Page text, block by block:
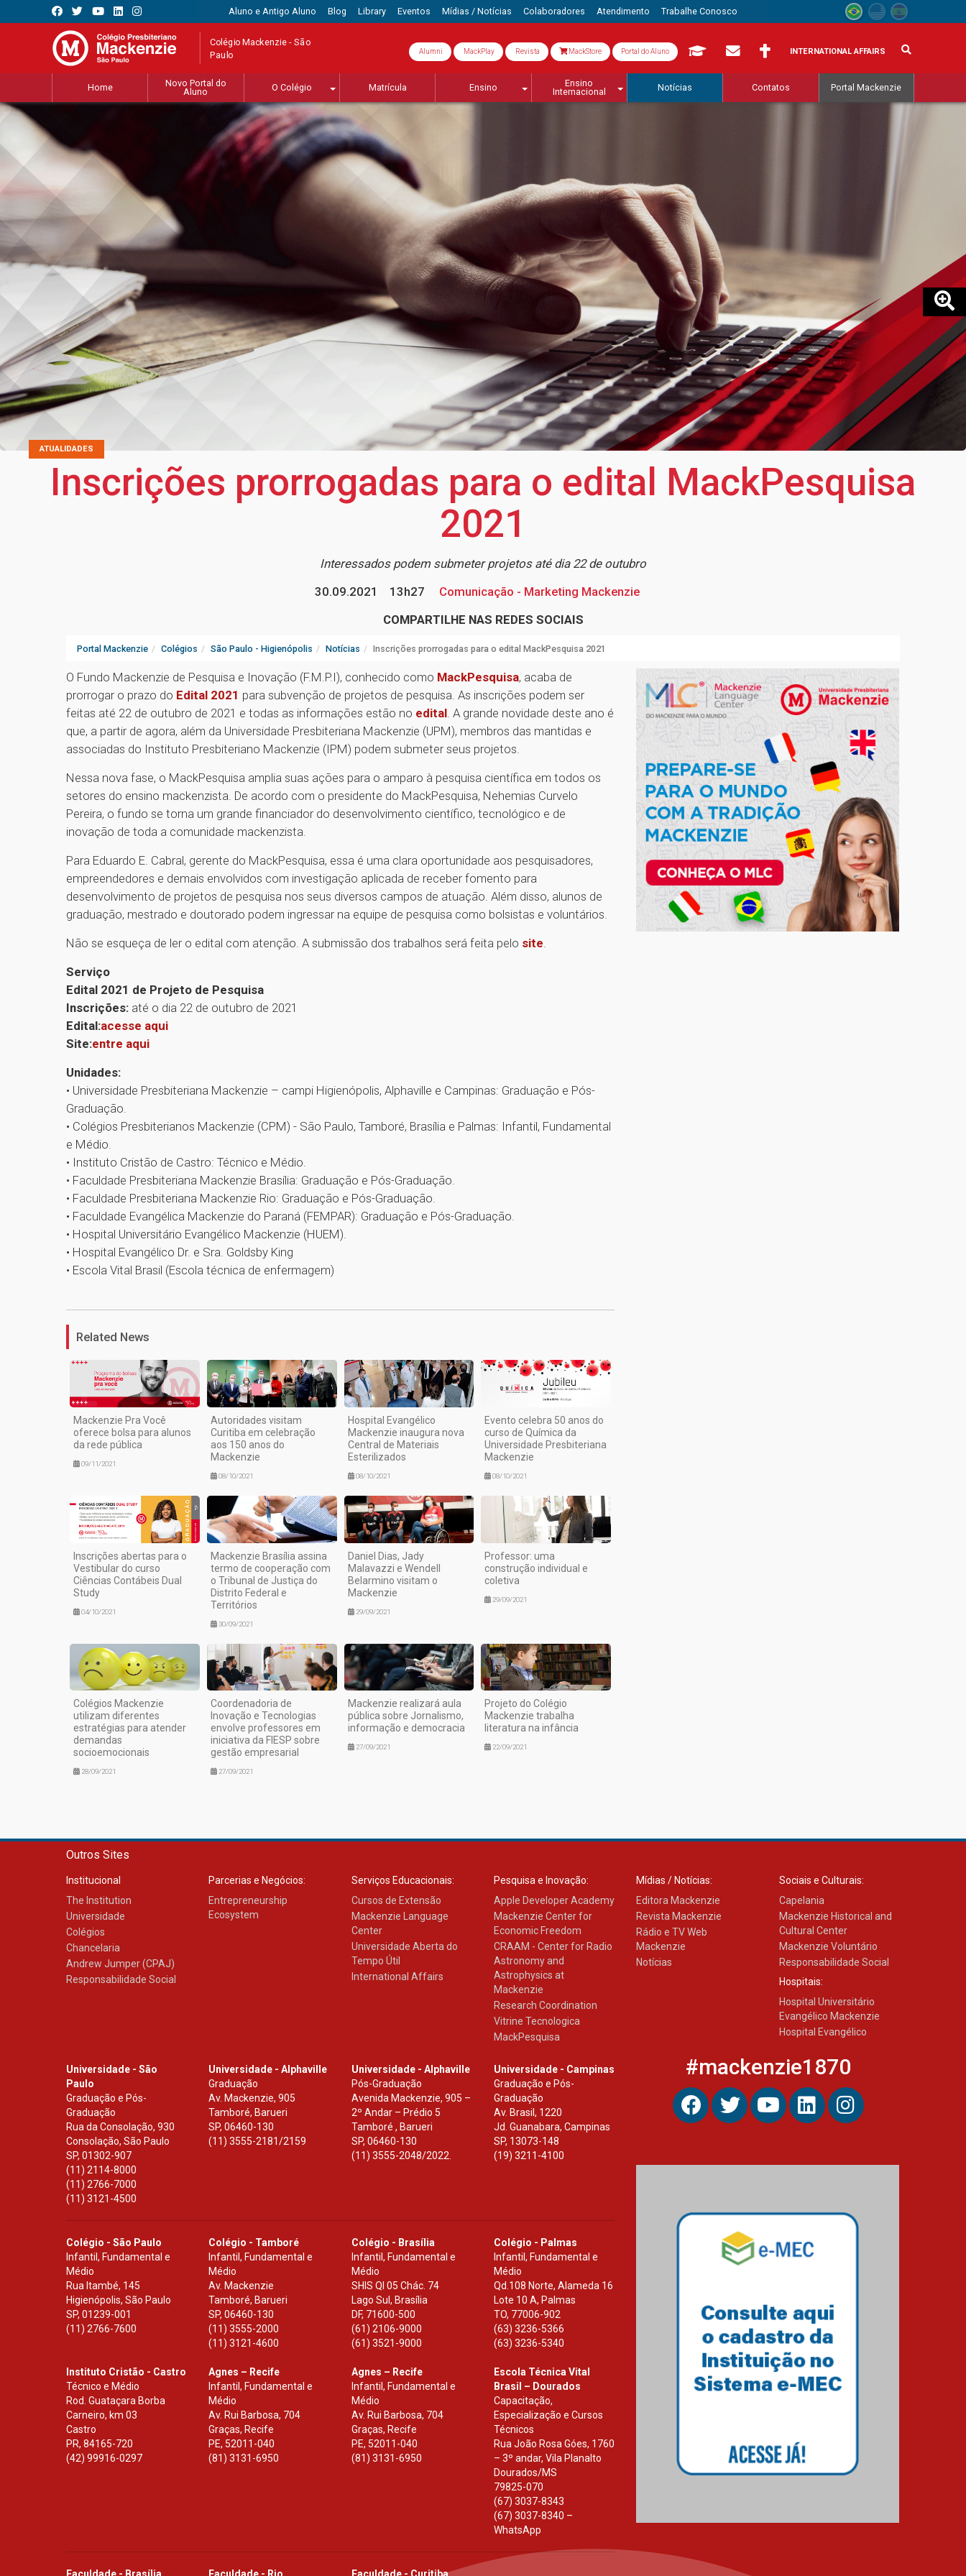
Aluno e Antigo Aluno Blog Library Eventos Mídias / Notícias Colaboradores Atendimento Trabalhe Conosco
Colégio Mackenzie - São
Paulo Alumni MackPlay Revista MackStore Portal do Aluno INTERNATIONAL AFFAIRS
Home
Novo Portal do
Aluno
O Colégio Matrícula Ensino
Ensino
Internacional
Notícias Contatos Portal Mackenzie
ATUALIDADES
Inscrições prorrogadas para o edital MackPesquisa
2021
Interessados podem submeter projetos até dia 22 de outubro
30.09.2021
13h27
Comunicação - Marketing Mackenzie
COMPARTILHE NAS REDES SOCIAIS
Portal Mackenzie Colégios São Paulo - Higienópolis Notícias Inscrições prorrogadas para o edital MackPesquisa 2021
O Fundo Mackenzie de Pesquisa e Inovação (F.M.P.I), conhecido como MackPesquisa, acaba de
prorrogar o prazo do Edital 2021 para subvenção de projetos de pesquisa. As inscrições podem ser
feitas até 22 de outubro de 2021 e todas as informações estão no edital. A grande novidade deste ano é
que, a partir de agora, além da Universidade Presbiteriana Mackenzie (UPM), membros das mantidas e
associadas do Instituto Presbiteriano Mackenzie (IPM) podem submeter seus projetos.
Nessa nova fase, o MackPesquisa amplia suas ações para o amparo à pesquisa científica em todos os
setores do ensino mackenzista. De acordo com o presidente do MackPesquisa, Nehemias Curvelo
Pereira, o fundo se torna um grande financiador do desenvolvimento científico, tecnológico e de
inovação de toda a comunidade mackenzista.
Para Eduardo E. Cabral, gerente do MackPesquisa, essa é uma clara oportunidade aos pesquisadores,
empreendedores e demais envolvidos com investigação aplicada de receber fomento para
desenvolvimento de projetos de pesquisa nos seus diversos campos de atuação. Além disso, alunos de
graduação, mestrado e doutorado podem ingressar na equipe de pesquisa como bolsistas e voluntários.
Não se esqueça de ler o edital com atenção. A submissão dos trabalhos será feita pelo site.
Serviço
Edital 2021 de Projeto de Pesquisa
Inscrições: até o dia 22 de outubro de 2021
Edital:acesse aqui
Site:entre aqui
Unidades:
• Universidade Presbiteriana Mackenzie – campi Higienópolis, Alphaville e Campinas: Graduação e Pós-
Graduação.
• Colégios Presbiterianos Mackenzie (CPM) - São Paulo, Tamboré, Brasília e Palmas: Infantil, Fundamental
e Médio.
• Instituto Cristão de Castro: Técnico e Médio.
• Faculdade Presbiteriana Mackenzie Brasília: Graduação e Pós-Graduação.
• Faculdade Presbiteriana Mackenzie Rio: Graduação e Pós-Graduação.
• Faculdade Evangélica Mackenzie do Paraná (FEMPAR): Graduação e Pós-Graduação.
• Hospital Universitário Evangélico Mackenzie (HUEM).
• Hospital Evangélico Dr. e Sra. Goldsby King
• Escola Vital Brasil (Escola técnica de enfermagem)
Related News
Mackenzie Pra Você
oferece bolsa para alunos
da rede pública
09/11/2021
Autoridades visitam
Curitiba em celebração
aos 150 anos do
Mackenzie
08/10/2021
Hospital Evangélico
Mackenzie inaugura nova
Central de Materiais
Esterilizados
08/10/2021
Evento celebra 50 anos do
curso de Química da
Universidade Presbiteriana
Mackenzie
08/10/2021
Inscrições abertas para o
Vestibular do curso
Ciências Contábeis Dual
Study
04/10/2021
Mackenzie Brasília assina
termo de cooperação com
o Tribunal de Justiça do
Distrito Federal e
Territórios
30/09/2021
Daniel Dias, Jady
Malavazzi e Wendell
Belarmino visitam o
Mackenzie
29/09/2021
Professor: uma
construção individual e
coletiva
29/09/2021
Colégios Mackenzie
utilizam diferentes
estratégias para atender
demandas
socioemocionais
28/09/2021
Coordenadoria de
Inovação e Tecnologias
envolve professores em
iniciativa da FIESP sobre
gestão empresarial
27/09/2021
Mackenzie realizará aula
pública sobre Jornalismo,
informação e democracia
27/09/2021
Projeto do Colégio
Mackenzie trabalha
literatura na infância
22/09/2021
Outros Sites
Institucional
The Institution
Universidade
Colégios
Chancelaria
Andrew Jumper (CPAJ)
Responsabilidade Social
Parcerias e Negócios:
Entrepreneurship
Ecosystem
Serviços Educacionais:
Cursos de Extensão
Mackenzie Language
Center
Universidade Aberta do
Tempo Útil
International Affairs
Pesquisa e Inovação:
Apple Developer Academy
Mackenzie Center for
Economic Freedom
CRAAM - Center for Radio
Astronomy and
Astrophysics at
Mackenzie
Research Coordination
Vitrine Tecnologica
MackPesquisa
Mídias / Notícias:
Editora Mackenzie
Revista Mackenzie
Rádio e TV Web
Mackenzie
Notícias
Sociais e Culturais:
Capelania
Mackenzie Historical and
Cultural Center
Mackenzie Voluntário
Responsabilidade Social
Hospitais:
Hospital Universitário
Evangélico Mackenzie
Hospital Evangélico
Universidade - São
Paulo
Graduação e Pós-
Graduação
Rua da Consolação, 930
Consolação, São Paulo
SP, 01302-907
(11) 2114-8000
(11) 2766-7000
(11) 3121-4500
Universidade - Alphaville
Graduação
Av. Mackenzie, 905
Tamboré, Barueri
SP,06460-130
(11) 3555-2181/2159
Universidade - Alphaville
Pós-Graduação
Avenida Mackenzie, 905 –
2º Andar – Prédio 5
Tamboré , Barueri
SP, 06460-130
(11) 3555-2048/2022.
Universidade - Campinas
Graduação e Pós-
Graduação
Av. Brasil, 1220
Jd. Guanabara, Campinas
SP, 13073-148
(19) 3211-4100
Colégio - São Paulo
Infantil, Fundamental e
Médio
Rua Itambé, 145
Higienópolis, São Paulo
SP, 01239-001
(11) 2766-7600
Colégio - Tamboré
Infantil, Fundamental e
Médio
Av. Mackenzie
Tamboré, Barueri
SP,06460-130
(11) 3555-2000
(11) 3121-4600
Colégio - Brasília
Infantil, Fundamental e
Médio
SHIS Ql 05 Chác. 74
Lago Sul, Brasília
DF, 71600-500
(61) 2106-9000
(61) 3521-9000
Colégio - Palmas
Infantil, Fundamental e
Médio
Qd.108 Norte, Alameda 16
Lote 10 A, Palmas
TO, 77006-902
(63) 3236-5366
(63) 3236-5340
Instituto Cristão - Castro
Técnico e Médio
Rod. Guataçara Borba
Carneiro, km 03
Castro
PR, 84165-720
(42) 99916-0297
Agnes – Recife
Infantil, Fundamental e
Médio
Av. Rui Barbosa, 704
Graças, Recife
PE, 52011-040
(81) 3131-6950
Agnes – Recife
Infantil, Fundamental e
Médio
Av. Rui Barbosa, 704
Graças, Recife
PE, 52011-040
(81) 3131-6950
Escola Técnica Vital
Brasil – Dourados
Capacitação,
Especialização e Cursos
Técnicos
Rua João Rosa Góes, 1760
– 3º andar, Vila Planalto
Dourados/MS
79825-070
(67) 3037-8343
(67) 3037-8340 –
WhatsApp
#mackenzie1870